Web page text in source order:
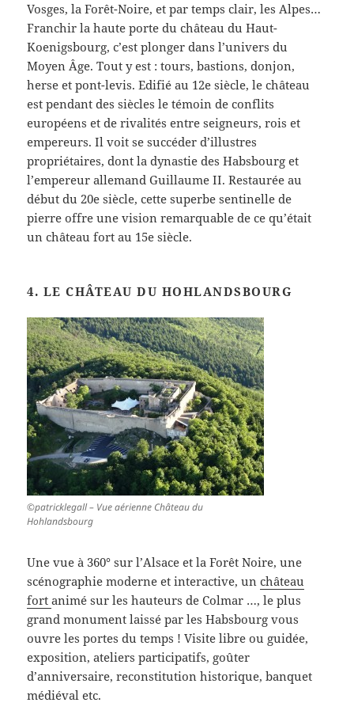
Vosges, la Forêt-Noire, et par temps clair, les Alpes…
Franchir la haute porte du château du Haut-
Koenigsbourg, c’est plonger dans l’univers du
Moyen Âge. Tout y est : tours, bastions, donjon,
herse et pont-levis. Edifié au 12e siècle, le château
est pendant des siècles le témoin de conflits
européens et de rivalités entre seigneurs, rois et
empereurs. Il voit se succéder d’illustres
propriétaires, dont la dynastie des Habsbourg et
l’empereur allemand Guillaume II. Restaurée au
début du 20e siècle, cette superbe sentinelle de
pierre offre une vision remarquable de ce qu’était
un château fort au 15e siècle.
4. LE CHÂTEAU DU HOHLANDSBOURG
©patricklegall – Vue aérienne Château du
Hohlandsbourg
Une vue à 360° sur l’Alsace et la Forêt Noire, une
scénographie moderne et interactive, unchâteau
fortanimé sur les hauteurs de Colmar …, le plus
grand monument laissé par les Habsbourg vous
ouvre les portes du temps ! Visite libre ou guidée,
exposition, ateliers participatifs, goûter
d’anniversaire, reconstitution historique, banquet
médiéval etc.